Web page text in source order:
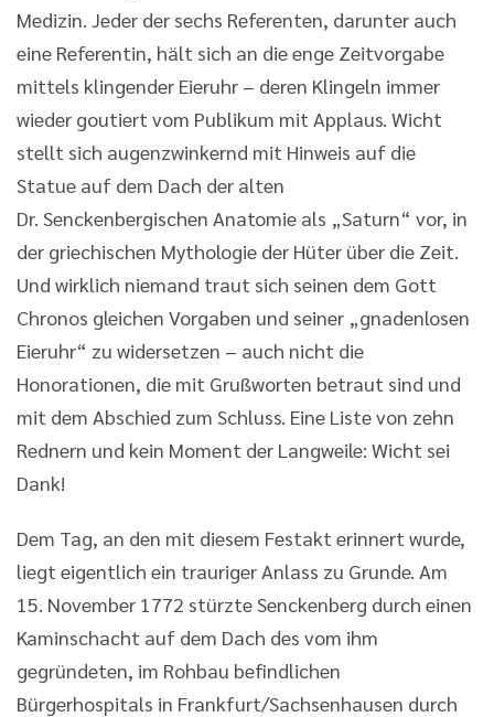
Medizin. Jeder der sechs Referenten, darunter auch
eine Referentin, hält sich an die enge Zeitvorgabe
mittels klingender Eieruhr – deren Klingeln immer
wieder goutiert vom Publikum mit Applaus. Wicht
stellt sich augenzwinkernd mit Hinweis auf die
Statue auf dem Dach der alten
Dr. Senckenbergischen Anatomie als „Saturn“ vor, in
der griechischen Mythologie der Hüter über die Zeit.
Und wirklich niemand traut sich seinen dem Gott
Chronos gleichen Vorgaben und seiner „gnadenlosen
Eieruhr“ zu widersetzen – auch nicht die
Honorationen, die mit Grußworten betraut sind und
mit dem Abschied zum Schluss. Eine Liste von zehn
Rednern und kein Moment der Langweile: Wicht sei
Dank!
Dem Tag, an den mit diesem Festakt erinnert wurde,
liegt eigentlich ein trauriger Anlass zu Grunde. Am
15. November 1772 stürzte Senckenberg durch einen
Kaminschacht auf dem Dach des vom ihm
gegründeten, im Rohbau befindlichen
Bürgerhospitals in Frankfurt/Sachsenhausen durch